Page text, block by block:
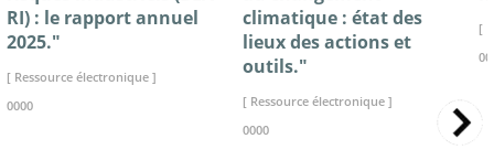
RI) : le rapport annuel
2025."
[ Ressource électronique ]
0000
climatique : état des
lieux des actions et
outils."
[ Ressource électronique ]
0000
[